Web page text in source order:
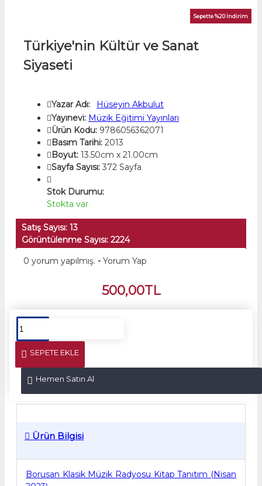
Sepette %20 İndirim
Türkiye'nin Kültür ve Sanat
Siyaseti
Yazar Adı:
Hüseyin Akbulut
Yayınevi: Müzik Eğitimi Yayınları
Ürün Kodu: 9786056362071
Basım Tarihi: 2013
Boyut: 13.50cm x 21.00cm
Sayfa Sayısı: 372 Sayfa
Stok Durumu:
Stokta var
Satış Sayısı: 13
Görüntülenme Sayısı: 2224
0 yorum yapılmış. - Yorum Yap
500,00TL
SEPETE EKLE
Hemen Satın Al
Ürün Bilgisi
Borusan Klasik Müzik Radyosu Kitap Tanıtım (Nisan